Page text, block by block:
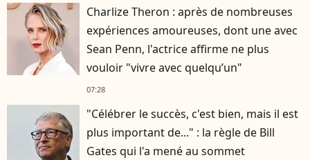
Charlize Theron : après de nombreuses
expériences amoureuses, dont une avec
Sean Penn, l'actrice affirme ne plus
vouloir "vivre avec quelqu’un"
07:28
"Célébrer le succès, c'est bien, mais il est
plus important de..." : la règle de Bill
Gates qui l'a mené au sommet